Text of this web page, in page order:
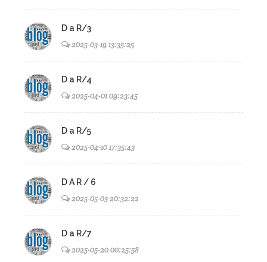
D a R/3
2025-03-19 13:35:25
D a R/4
2025-04-01 09:23:45
D a R/5
2025-04-10 17:35:43
D A R / 6
2025-05-03 20:32:22
D a R/7
2025-05-20 00:25:58